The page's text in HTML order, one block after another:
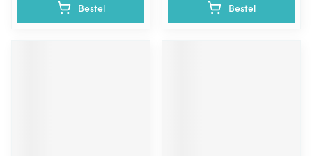
Bestel Bestel